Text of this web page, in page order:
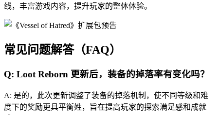
线，丰富游戏内容，提升玩家的整体体验。
常见问题解答（FAQ）
Q: Loot Reborn 更新后，装备的掉落率有变化吗？
A: 是的，此次更新调整了装备的掉落机制，使不同等级和难
度下的奖励更具平衡姓，旨在提高玩家的探索满足感和成就